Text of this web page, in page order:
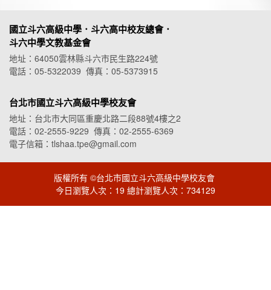
國立斗六高級中學．斗六高中校友總會．
斗六中學文教基金會
地址：64050雲林縣斗六市民生路224號
電話：05-5322039 傳真：05-5373915
台北市國立斗六高級中學校友會
地址：台北市大同區重慶北路二段88號4樓之2
電話：02-2555-9229 傳真：02-2555-6369
電子信箱：tlshaa.tpe@gmail.com
版權所有 ©台北市國立斗六高級中學校友會
今日瀏覽人次：19 總計瀏覽人次：734129